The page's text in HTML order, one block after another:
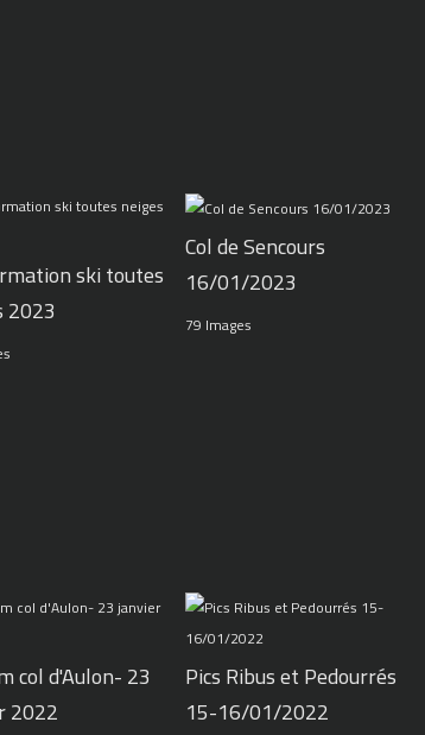
ski toutes
2023
Col de Sencours
16/01/2023
79 Images
col d'Aulon- 23
2022
Pics Ribus et Pedourrés
15-16/01/2022